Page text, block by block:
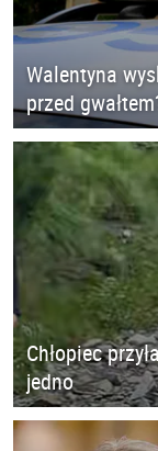
Walentyna
przed
Chłopiec
jedno